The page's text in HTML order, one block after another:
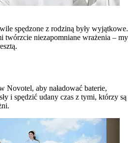
spędzone z rodziną były wyjątkowe.
twórzcie niezapomniane wrażenia – my
Novotel, aby naładować baterie,
i spędzić udany czas z tymi, którzy są